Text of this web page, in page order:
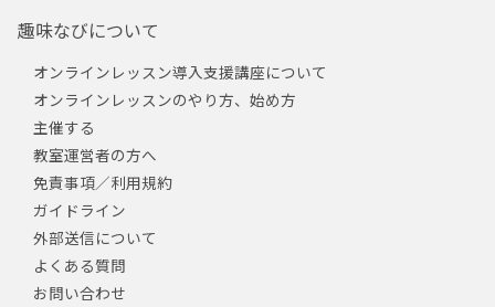
趣味なびについて
オンラインレッスン導入支援講座について
オンラインレッスンのやり方、始め方
主催する
教室運営者の方へ
免責事項／利用規約
ガイドライン
外部送信について
よくある質問
お問い合わせ